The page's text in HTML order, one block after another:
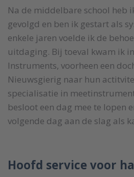
Na de middelbare school heb
gevolgd en ben ik gestart als
enkele jaren voelde ik de
uitdaging. Bij toeval kwam ik
Instruments, voorheen een
Nieuwsgierig naar hun
specialisatie in
besloot een dag mee te lopen
volgende dag aan de slag als
Hoofd service voor